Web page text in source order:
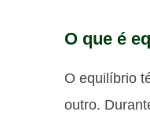
O que é
O equilíbrio
outro.